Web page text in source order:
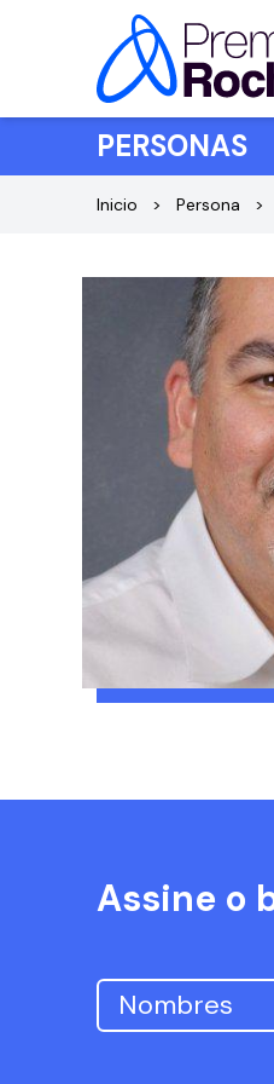
Pular para o conteúdo
PERSONAS
Inicio Persona
Assine o